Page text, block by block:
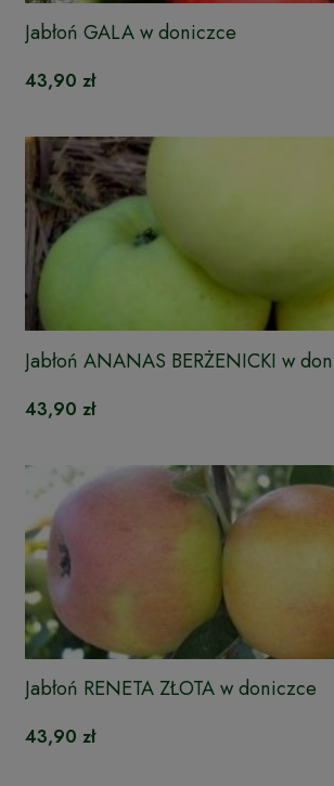
Jabłoń GALA w doniczce
43,90 zł
Jabłoń ANANAS BERŻENICKI w
43,90 zł
Jabłoń RENETA ZŁOTA w doniczce
43,90 zł